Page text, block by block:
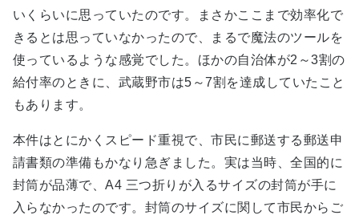
いくらいに思っていたのです。まさかここまで効率化で
きるとは思っていなかったので、まるで魔法のツールを
使っているような感覚でした。ほかの自治体が2～3割の
給付率のときに、武蔵野市は5～7割を達成していたこと
もあります。
本件はとにかくスピード重視で、市民に郵送する郵送申
請書類の準備もかなり急ぎました。実は当時、全国的に
封筒が品薄で、A4 三つ折りが入るサイズの封筒が手に
入らなかったのです。封筒のサイズに関して市民からご